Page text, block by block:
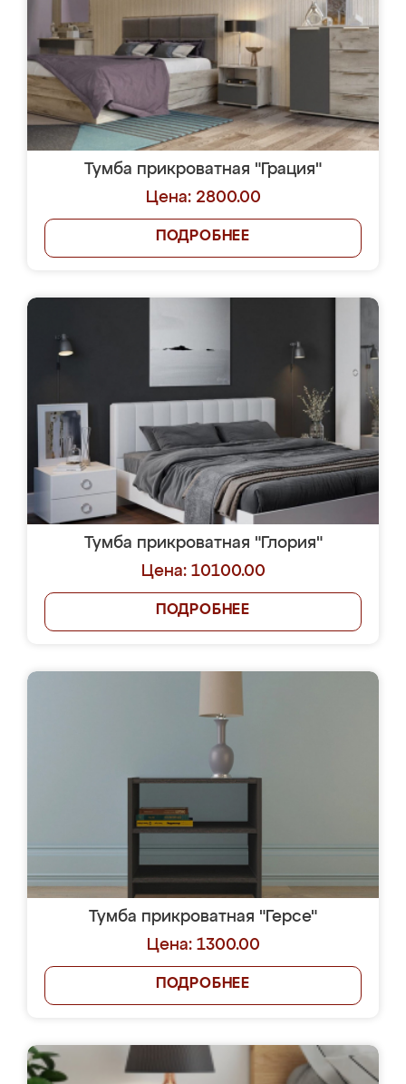
Тумба прикроватная "Грация"
Цена: 2800.00
ПОДРОБНЕЕ
Тумба прикроватная "Глория"
Цена: 10100.00
ПОДРОБНЕЕ
Тумба прикроватная "Герсе"
Цена: 1300.00
ПОДРОБНЕЕ